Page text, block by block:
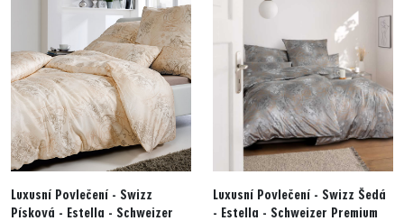
Luxusní Povlečení - Swizz
Písková - Estella - Schweizer
Luxusní Povlečení - Swizz Šedá
- Estella - Schweizer Premium